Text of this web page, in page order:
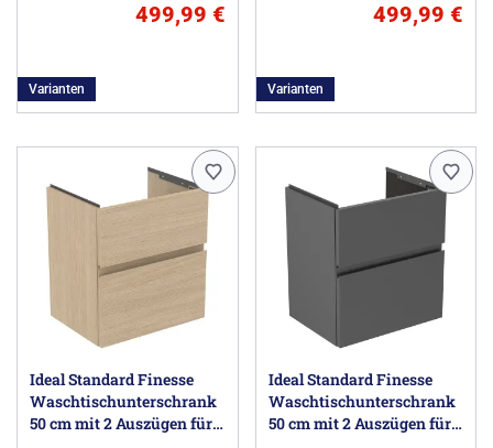
499,99 €
Varianten
499,99 €
Varianten
Ideal Standard Finesse
Waschtischunterschrank
50 cm mit 2 Auszügen für
Ideal Standard Finesse
Waschtischunterschrank
50 cm mit 2 Auszügen für